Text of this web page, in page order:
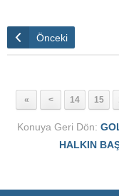
Önceki
« < 14 15
Konuya Geri Dön:
HALKIN